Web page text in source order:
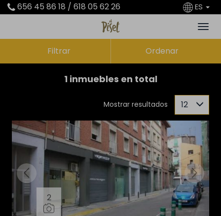
656 45 86 18 / 618 05 62 26 ES
Filtrar Ordenar
1 inmuebles en total
Mostrar resultados 12
2